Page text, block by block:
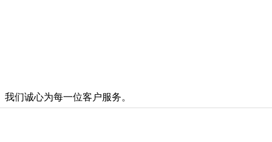
我们诚心为每一位客户服务。
prev